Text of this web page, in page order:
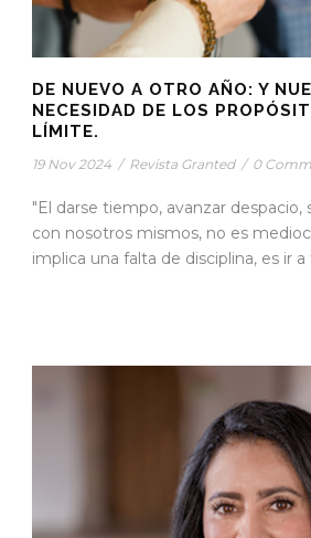
DE NUEVO A OTRO AÑO: Y
NECESIDAD DE LOS
LÍMITE.
19 Nov 2024 / Revista Granted / 0
"El darse tiempo, avanzar despacio,
con nosotros mismos, no es
implica una falta de disciplina, es ir